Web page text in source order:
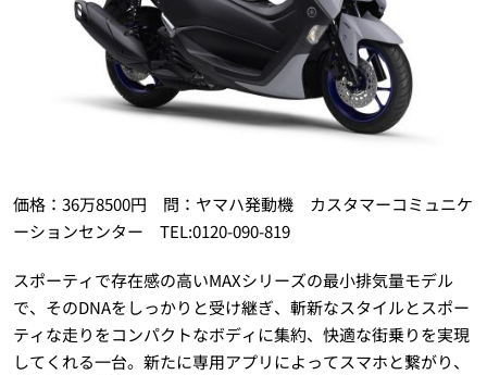
価格：36万8500円 問：ヤマハ発動機 カスタマーコミュニケ
ーションセンター TEL:0120-090-819
スポーティで存在感の高いMAXシリーズの最小排気量モデル
で、そのDNAをしっかりと受け継ぎ、斬新なスタイルとスポー
ティな走りをコンパクトなボディに集約、快適な街乗りを実現
してくれる一台。新たに専用アプリによってスマホと繋がり、